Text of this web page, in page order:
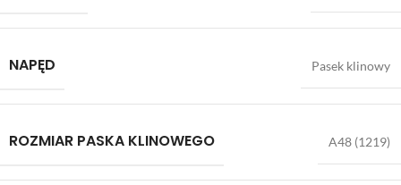
NAPĘD Pasek klinowy
ROZMIAR PASKA KLINOWEGO A48 (1219)